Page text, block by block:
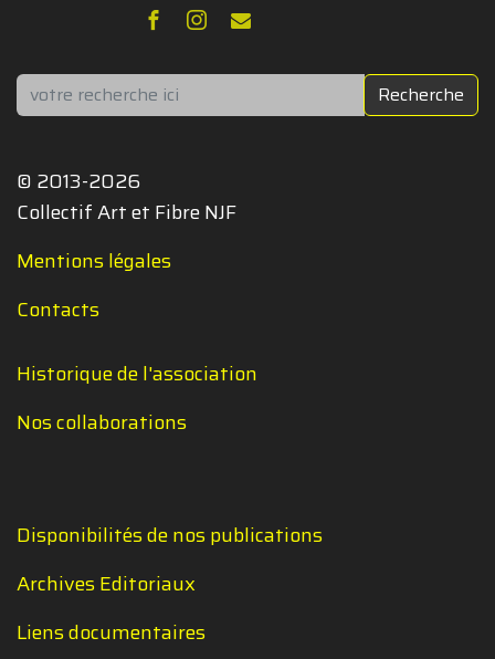
Rechercher Recherche
© 2013-2026
Collectif Art et Fibre NJF
Mentions légales
Contacts
Historique de l'association
Nos collaborations
Disponibilités de nos publications
Archives Editoriaux
Liens documentaires